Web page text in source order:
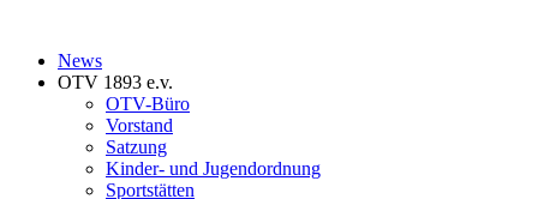
News
OTV 1893 e.v.
OTV-Büro
Vorstand
Satzung
Kinder- und Jugendordnung
Sportstätten